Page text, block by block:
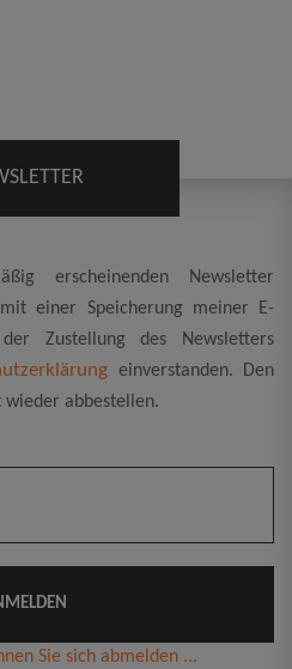
erscheinenden Newsletter
einer Speicherung meiner E-
Zustellung des Newsletters
einverstanden. Den
abbestellen.
Sie sich abmelden ...